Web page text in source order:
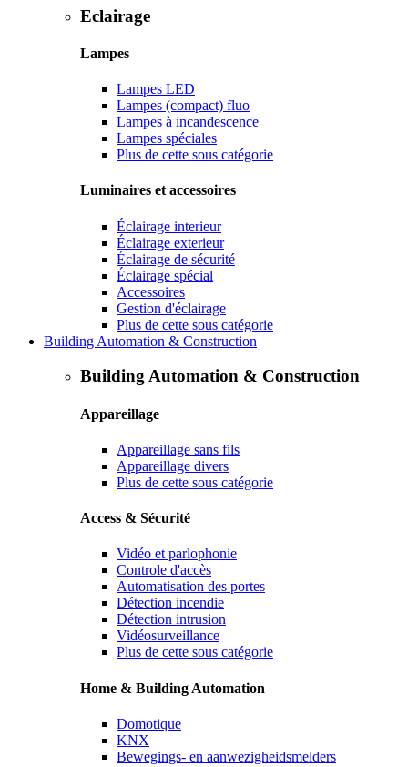
Eclairage
Lampes
Lampes LED
Lampes (compact) fluo
Lampes à incandescence
Lampes spéciales
Plus de cette sous catégorie
Luminaires et accessoires
Éclairage interieur
Éclairage exterieur
Éclairage de sécurité
Éclairage spécial
Accessoires
Gestion d'éclairage
Plus de cette sous catégorie
Building Automation & Construction
Building Automation & Construction
Appareillage
Appareillage sans fils
Appareillage divers
Plus de cette sous catégorie
Access & Sécurité
Vidéo et parlophonie
Controle d'accès
Automatisation des portes
Détection incendie
Détection intrusion
Vidéosurveillance
Plus de cette sous catégorie
Home & Building Automation
Domotique
KNX
Bewegings- en aanwezigheidsmelders